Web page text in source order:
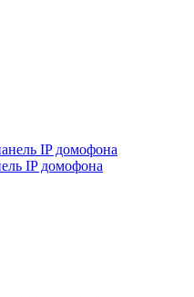
IP домофона